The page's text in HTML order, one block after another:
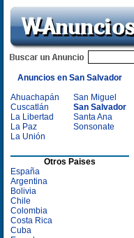
Anuncios en San Salvador
Ahuachapán
Cuscatlán
La Libertad
La Paz
La Unión
San Miguel
San Salvador
Santa Ana
Sonsonate
Otros Paises
España
Argentina
Bolivia
Chile
Colombia
Costa Rica
Cuba